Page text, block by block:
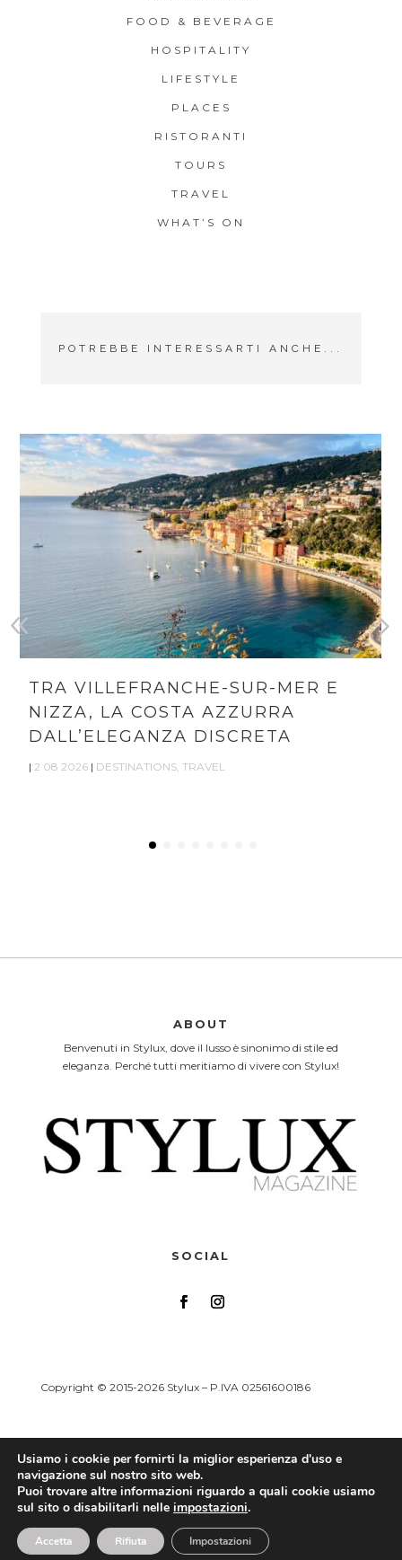
FOOD & BEVERAGE
HOSPITALITY
LIFESTYLE
PLACES
RISTORANTI
TOURS
TRAVEL
WHAT’S ON
POTREBBE INTERESSARTI ANCHE...
TRA VILLEFRANCHE-SUR-MER E
NIZZA, LA COSTA AZZURRA
DALL’ELEGANZA DISCRETA
| 2 08 2026 | DESTINATIONS ,TRAVEL
ABOUT
Benvenuti in Stylux, dove il lusso è sinonimo di stile ed
eleganza. Perché tutti meritiamo di vivere con Stylux!
SOCIAL
Copyright © 2015-2026 Stylux – P.IVA 02561600186
Usiamo i cookie per fornirti la miglior esperienza d'uso e
navigazione sul nostro sito web.
Puoi trovare altre informazioni riguardo a quali cookie usiamo
sul sito o disabilitarli nelle impostazioni.
Accetta Rifiuta Impostazioni
THEME DESIGNED BY THE PRETTY DIVI THEME SHOP